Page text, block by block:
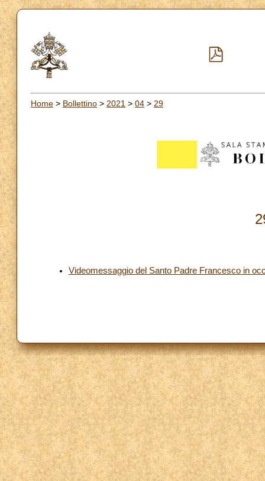
Home > Bollettino > 2021 > 04 > 29
Videomessaggio del Santo Padre Francesco in